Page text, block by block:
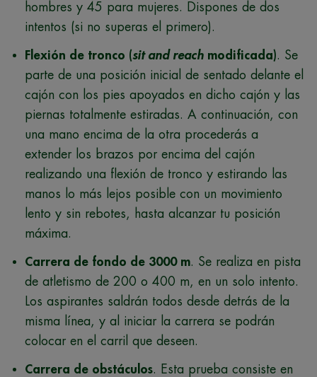
hombres y 45 para mujeres. Dispones de dos
intentos (si no superas el primero).
Flexión de tronco (sit and reach modificada). Se
parte de una posición inicial de sentado delante el
cajón con los pies apoyados en dicho cajón y las
piernas totalmente estiradas. A continuación, con
una mano encima de la otra procederás a
extender los brazos por encima del cajón
realizando una flexión de tronco y estirando las
manos lo más lejos posible con un movimiento
lento y sin rebotes, hasta alcanzar tu posición
máxima.
Carrera de fondo de 3000 m. Se realiza en pista
de atletismo de 200 o 400 m, en un solo intento.
Los aspirantes saldrán todos desde detrás de la
misma línea, y al iniciar la carrera se podrán
colocar en el carril que deseen.
Carrera de obstáculos. Esta prueba consiste en